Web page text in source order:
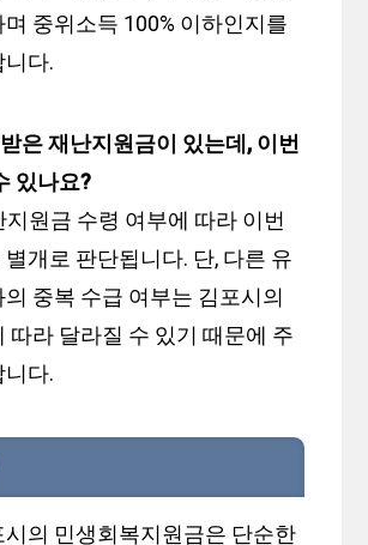
중위소득 100% 이하인지를
니다.
은 재난지원금이 있는데, 이번
있나요?
지원금 수령 여부에 따라 이번
개로 판단됩니다. 단, 다른 유
중복 수급 여부는 김포시의
따라 달라질 수 있기 때문에 주
니다.
시의 민생회복지원금은 단순한